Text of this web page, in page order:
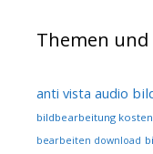
Themen
anti vista audio
bildbearbeitung
bearbeiten download